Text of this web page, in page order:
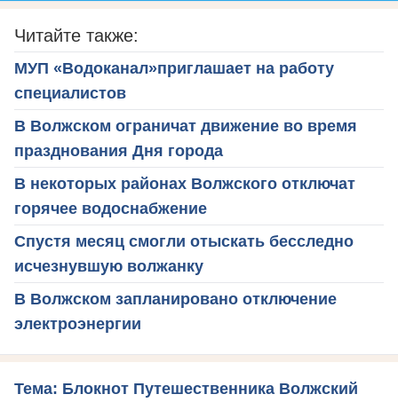
Читайте также:
МУП «Водоканал»приглашает на работу
специалистов
В Волжском ограничат движение во время
празднования Дня города
В некоторых районах Волжского отключат
горячее водоснабжение
Спустя месяц смогли отыскать бесследно
исчезнувшую волжанку
В Волжском запланировано отключение
электроэнергии
Тема: Блокнот Путешественника Волжский